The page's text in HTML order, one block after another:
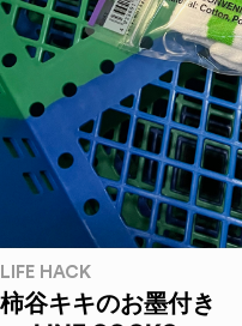
LIFE HACK
柿谷キキのお墨付き